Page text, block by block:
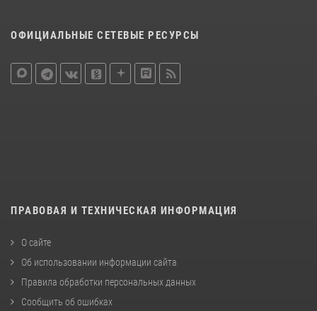
ОФИЦИАЛЬНЫЕ СЕТЕВЫЕ РЕСУРСЫ
ПРАВОВАЯ И ТЕХНИЧЕСКАЯ ИНФОРМАЦИЯ
О сайте
Об использовании информации сайта
Правила обработки персональных данных
Сообщить об ошибках